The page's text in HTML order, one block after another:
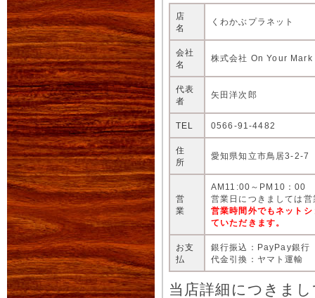
店
名
くわかぶプラネット
会社
名
株式会社 On Your Mark
代表
者
矢田洋次郎
TEL 0566-91-4482
住
所
愛知県知立市鳥居3-2-7
営
業
AM11:00～PM10：00
営業日につきましては
営業時間外でもネット
ていただきます。
お支
払
銀行振込：PayPay銀行
代金引換：ヤマト運輸
当店詳細につきま